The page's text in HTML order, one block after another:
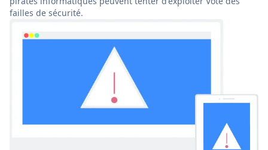
failles de sécurité.